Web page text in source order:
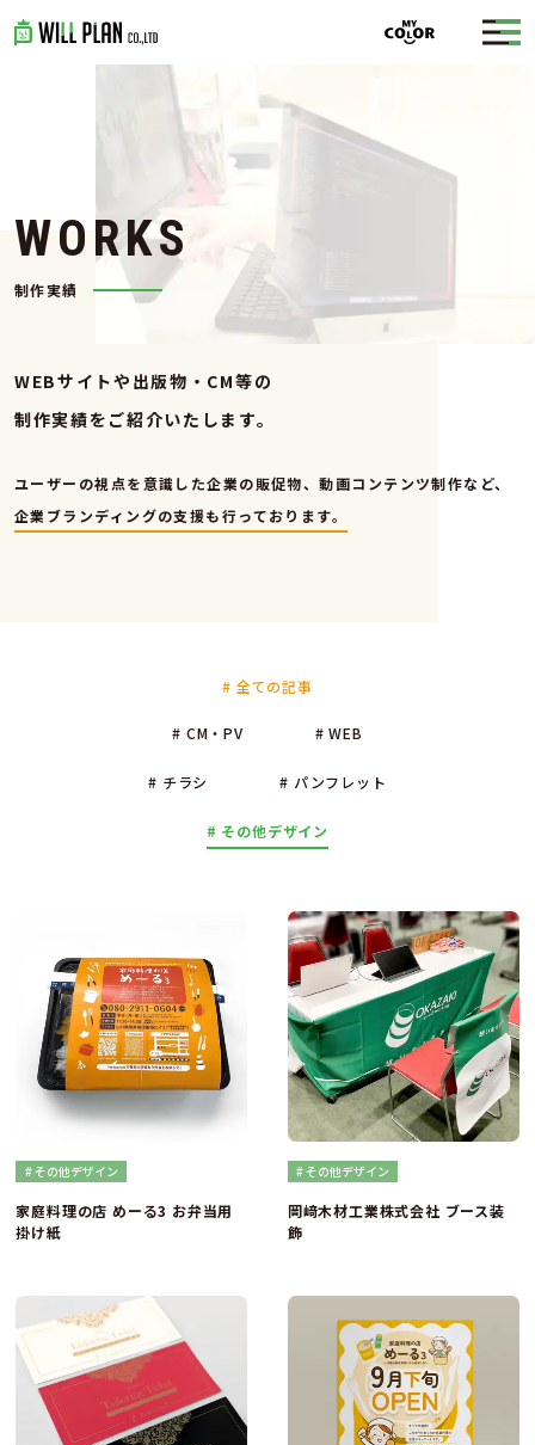
WORKS
制作実績
WEBサイトや出版物・CM等の
制作実績をご紹介いたします。
ユーザーの視点を意識した企業の販促物、動画コンテンツ制作など、
企業ブランディングの支援も行っております。
# 全ての記事
# CM・PV # WEB
# チラシ # パンフレット
# その他デザイン
# その他デザイン
家庭料理の店 めーる3 お弁当用
掛け紙
# その他デザイン
岡﨑木材工業株式会社 ブース装
飾